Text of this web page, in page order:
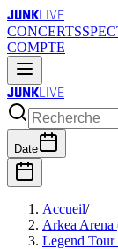
JUNKLIVE
CONCERTS
COMPTE
JUNKLIVE
Date
Accueil/
Arkea Arena
Legend